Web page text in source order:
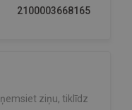
2100003668165
ziņu, tiklīdz